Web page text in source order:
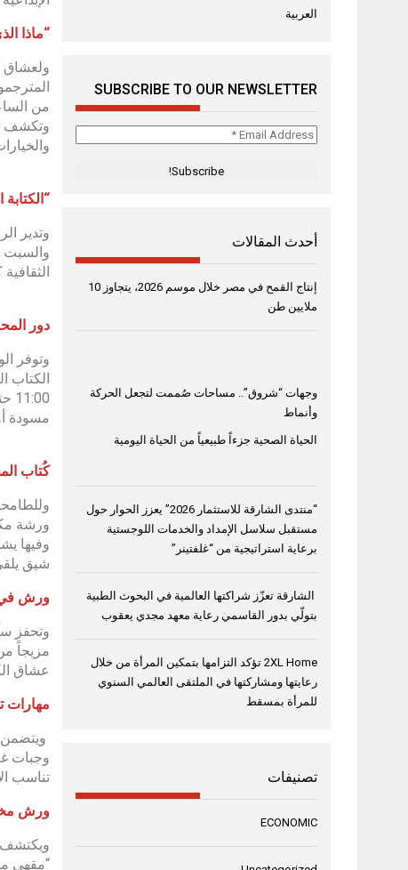
“ماذا
ولعشاق
من الساعة 11:00 إلى 12:30 ظهراً، ومن 1:00
وتكشف
“الكتابة
وتدير
دور
وتوفر
مسودة
كُتاب
وفيها
شيق
ورش في
وتحفز
مزيجاً
عشاق
مهارات
وجبات
تناسب
ورش
ويكتشف
“مقهى
العربية
SUBSCRIBE TO OUR NEWSLETTER
Email
أحدث المقالات
إنتاج القمح في مصر خلال موسم 2026، يتجاوز 10
ملايين طن
وجهات “شروق”.. مساحات صُممت لتجعل الحركة
وأنماط
الحياة الصحية جزءاً طبيعياً من الحياة اليومية
“منتدى الشارقة للاستثمار 2026” يعزز الحوار حول
مستقبل سلاسل الإمداد والخدمات اللوجستية
برعاية استراتيجية من “غلفتينر”
الشارقة تعزّز شراكتها العالمية في البحوث الطبية
بتولّي بدور القاسمي رعاية معهد مجدي يعقوب
2XL Home تؤكد التزامها بتمكين المرأة من خلال
رعايتها ومشاركتها في الملتقى العالمي السنوي
للمرأة بمسقط
تصنيفات
ECONOMIC